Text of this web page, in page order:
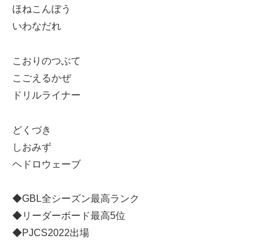
ほねこんぼう
いわなだれ
こおりのつぶて
こごえるかぜ
ドリルライナー
どくづき
しおみず
ヘドロウェーブ
◆GBL全シーズン最高ランク
◆リーダーボード最高5位
◆PJCS2022出場